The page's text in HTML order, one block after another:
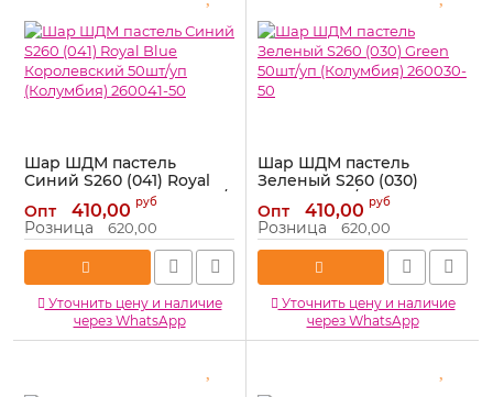
Шар ШДМ пастель
Синий S260 (041) Royal
Blue Королевский 50шт/
уп (Колумбия) 260041-50
Артикул: 260041-50
Опт 410,00 руб
Розница 620,00
Уточнить цену и наличие
через WhatsApp
Шар ШДМ пастель
Зеленый S260 (030)
Green 50шт/уп
(Колумбия) 260030-50
Артикул: 260030-50
Опт 410,00 руб
Розница 620,00
Уточнить цену и наличие
через WhatsApp